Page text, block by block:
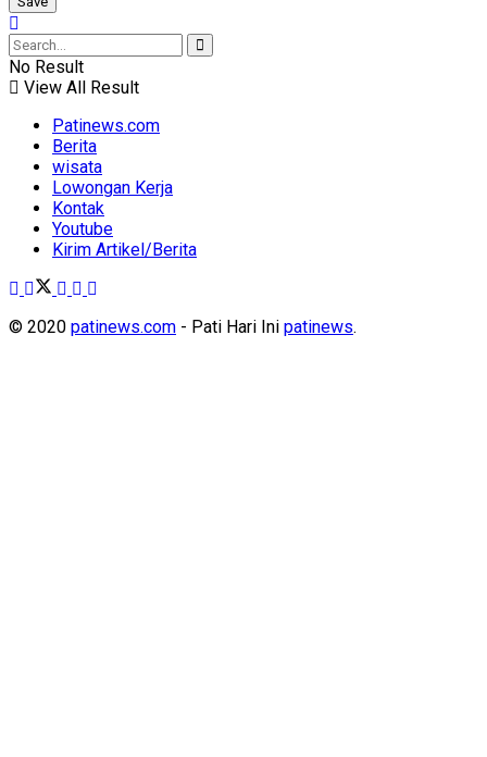
No Result
View All Result
Patinews.com
Berita
wisata
Lowongan Kerja
Kontak
Youtube
Kirim Artikel/Berita
© 2020 patinews.com - Pati Hari Ini patinews.